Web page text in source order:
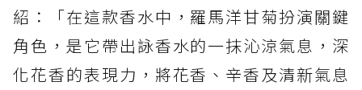
紹：「在這款香水中，羅馬洋甘菊扮演關鍵
角色，是它帶出詠香水的一抹沁涼氣息，深
化花香的表現力，將花香、辛香及清新氣息